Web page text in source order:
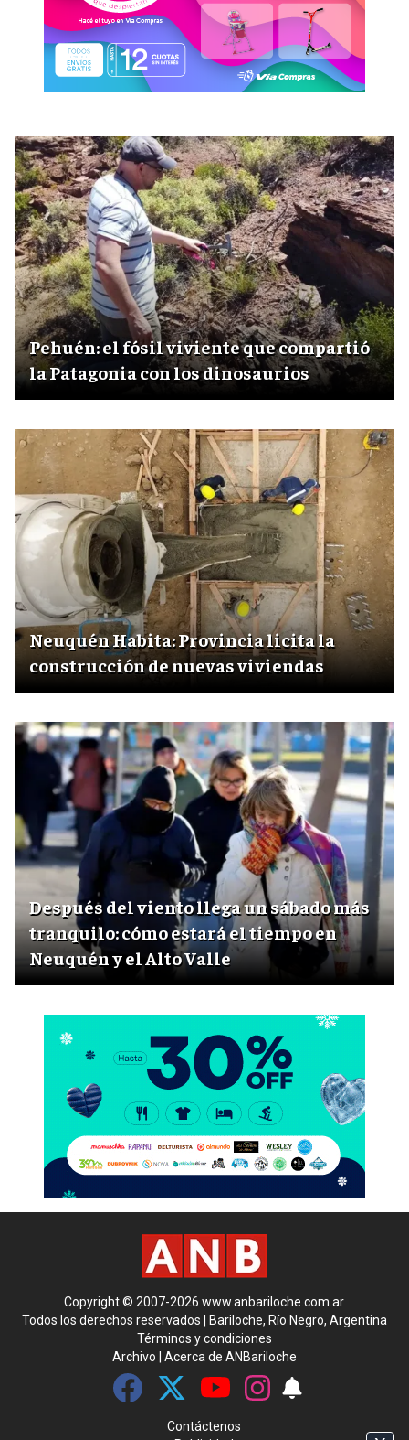
Pehuén: el fósil viviente que compartió
la Patagonia con los dinosaurios
Neuquén Habita: Provincia licita la
construcción de nuevas viviendas
Después del viento llega un sábado más
tranquilo: cómo estará el tiempo en
Neuquén y el Alto Valle
Copyright © 2007-2026 www.anbariloche.com.ar
Todos los derechos reservados | Bariloche, Río Negro, Argentina
Términos y condiciones
Archivo
Acerca de ANBariloche
Contáctenos